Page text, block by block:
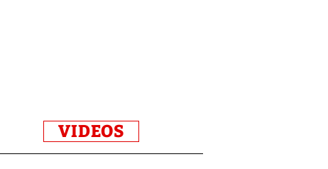
VIDEOS